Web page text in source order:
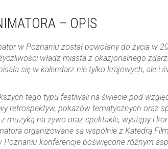
– OPIS
w Poznaniu został powołany do życia w
władz miasta z okazjonalnego
się w kalendarz nie tylko krajowych, ale i
tego typu festiwali na świecie pod
retrospektyw, pokazów tematycznych oraz
na żywo oraz spektakle, występy i
organizowane są wspólnie z Katedrą
konferencje poświęcone różnym